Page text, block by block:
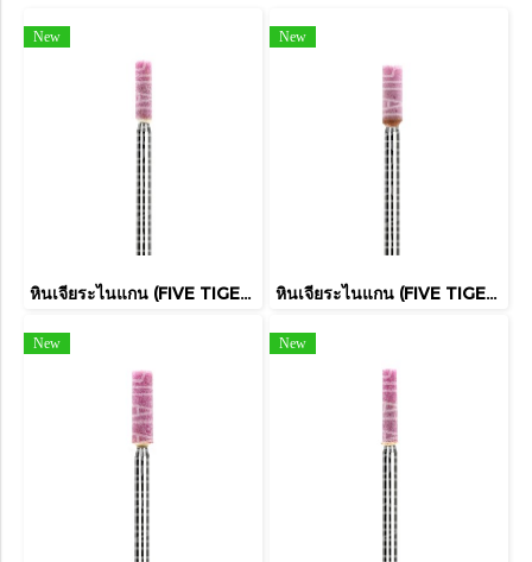
New
หินเจียระไนแกน (FIVE TIGER)
New
หินเจียระไนแกน (FIVE TIGER)
New New